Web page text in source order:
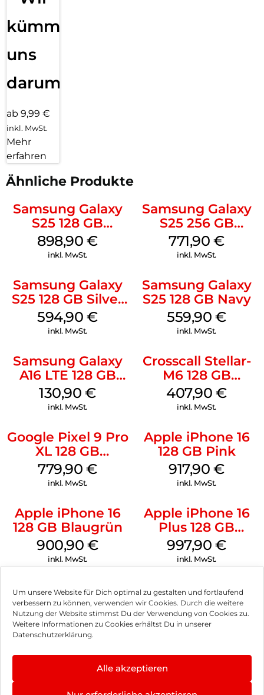
Um unsere Website für Dich optimal zu gestalten und fortlaufend
verbessern zu können, verwenden wir Cookies. Durch die weitere
Nutzung der Website stimmst Du der Verwendung von Cookies zu.
Weitere Informationen zu Cookies erhältst Du in unserer
Datenschutzerklärung.
Alle akzeptieren
kümmern
uns
darum!
ab 9,99 €
inkl. MwSt.
Mehr
erfahren
Ähnliche Produkte
Samsung Galaxy
S25 128 GB
Icyblue
898,90€
inkl. MwSt.
Samsung Galaxy
S25 256 GB
Icyblue
771,90€
inkl. MwSt.
Samsung Galaxy
S25 128 GB Silver
Shadow
594,90€
inkl. MwSt.
Samsung Galaxy
S25 128 GB Navy
559,90€
inkl. MwSt.
Samsung Galaxy
A16 LTE 128 GB
Black
130,90€
inkl. MwSt.
Crosscall Stellar-
M6 128 GB
Schwarz
407,90€
inkl. MwSt.
Google Pixel 9 Pro
XL 128 GB
Obsidian
779,90€
inkl. MwSt.
Apple iPhone 16
128 GB Pink
917,90€
inkl. MwSt.
Apple iPhone 16
128 GB Blaugrün
900,90€
inkl. MwSt.
Apple iPhone 16
Plus 128 GB
Schwarz
997,90€
inkl. MwSt.
Impressum